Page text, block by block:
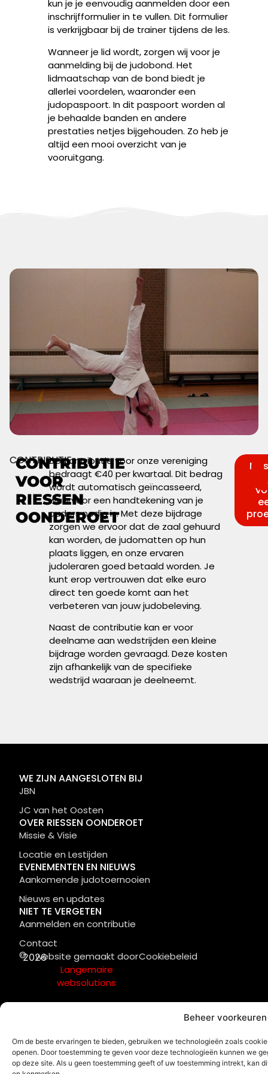
Accepteren
Weigeren
Toon voorkeuren
Cookiebeleid
kun je je eenvoudig aanmelden door een
inschrijfformulier in te vullen. Dit formulier
is verkrijgbaar bij de trainer tijdens de les.
Wanneer je lid wordt, zorgen wij voor je
aanmelding bij de judobond. Het
lidmaatschap van de bond biedt je
allerlei voordelen, waaronder een
judopaspoort. In dit paspoort worden al
je behaalde banden en andere
prestaties netjes bijgehouden. Zo heb je
altijd een mooi overzicht van je
vooruitgang.
CONTRIBUTIE
CONTRIBUTIE
VOOR
RIESSEN
OONDEROET
De contributie voor onze vereniging
bedraagt €40 per kwartaal. Dit bedrag
wordt automatisch geïncasseerd,
waarvoor een handtekening van je
ouders nodig is. Met deze bijdrage
zorgen we ervoor dat de zaal gehuurd
kan worden, de judomatten op hun
plaats liggen, en onze ervaren
judoleraren goed betaald worden. Je
kunt erop vertrouwen dat elke euro
direct ten goede komt aan het
verbeteren van jouw judobeleving.
Naast de contributie kan er voor
deelname aan wedstrijden een kleine
bijdrage worden gevraagd. Deze kosten
zijn afhankelijk van de specifieke
wedstrijd waaraan je deelneemt.
WE ZIJN AANGESLOTEN BIJ
JBN
JC van het Oosten
OVER RIESSEN OONDEROET
Missie & Visie
Locatie en Lestijden
EVENEMENTEN EN NIEUWS
Aankomende judotoernooien
Nieuws en updates
NIET TE VERGETEN
Aanmelden en contributie
Contact
©2026website gemaakt door
Langemaire
websolutions
Cookiebeleid